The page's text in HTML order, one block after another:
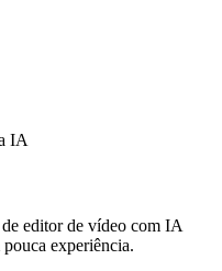
IA
editor de vídeo com IA
experiência.